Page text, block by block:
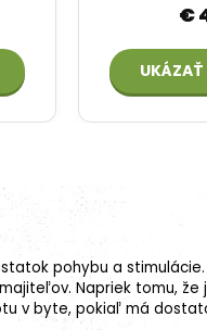
pohybu a
Napriek tomu, že
v byte, pokiaľ má